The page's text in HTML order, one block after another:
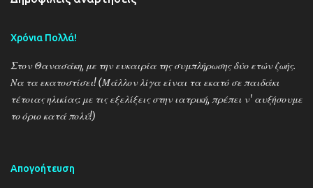
λ
α
Χρόνια Πολλά!
Στον Θανασάκη, με την ευκαιρία της συμπλήρωσης δύο ετών ζωής.
Να τα εκατοστίσει! (Μάλλον λίγα είναι τα εκατό σε παιδάκι
τέτοιας ηλικίας: με τις εξελίξεις στην ιατρική, πρέπει ν' αυξήσουμε
το όριο κατά πολύ!)
Απογοήτευση